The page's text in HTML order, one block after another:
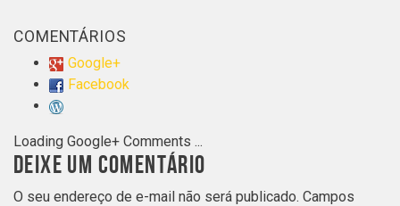
COMENTÁRIOS
Google+
Facebook
Loading Google+ Comments ...
DEIXE UM COMENTÁRIO
O seu endereço de e-mail não será publicado. Campos